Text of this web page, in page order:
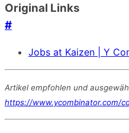
Original Links
#
Jobs at Kaizen | Y
Artikel empfohlen und
https://www.ycombinator.com/